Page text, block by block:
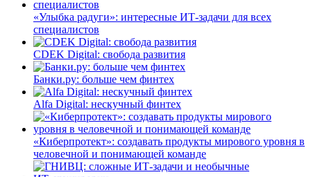
«Улыбка радуги»: интересные ИТ-задачи для всех
специалистов
CDEK Digital: свобода развития
Банки.ру: больше чем финтех
Alfa Digital: нескучный финтех
«Киберпротект»: создавать продукты мирового уровня в
человечной и понимающей команде